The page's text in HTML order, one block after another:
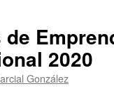
2020
González